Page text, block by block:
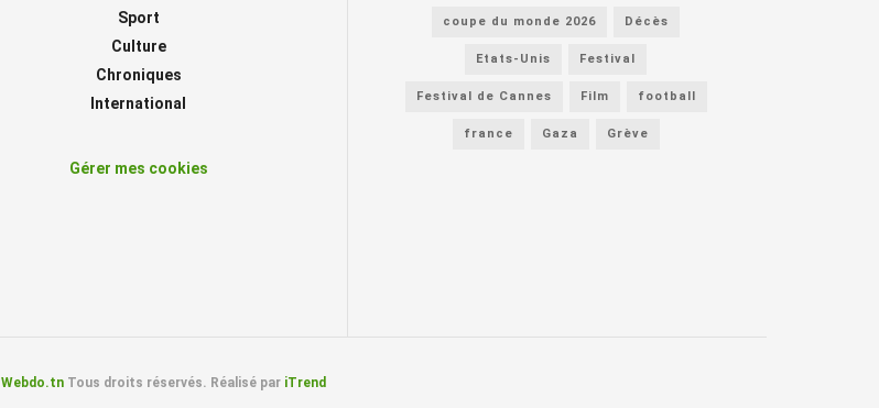
Sport
Culture
Chroniques
International
Gérer mes cookies
coupe du monde 2026 Décès
Etats-Unis Festival
Festival de Cannes Film football
france Gaza Grève
Webdo.tnTous droits réservés. Réalisé par iTrend